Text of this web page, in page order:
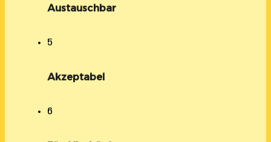
Austauschbar
5
Akzeptabel
6